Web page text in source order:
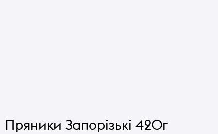
Пряники Запорізькі 420г